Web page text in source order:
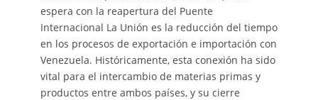
espera con la reapertura del Puente
Internacional La Unión es la reducción del tiempo
en los procesos de exportación e importación con
Venezuela. Históricamente, esta conexión ha sido
vital para el intercambio de materias primas y
productos entre ambos países, y su cierre